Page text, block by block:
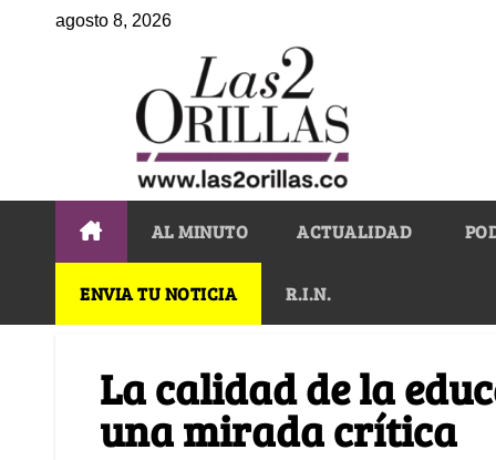
agosto 8, 2026
AL MINUTO ACTUALIDAD
ENVIA TU NOTICIA R.I.N.
La calidad de la
una mirada crítica